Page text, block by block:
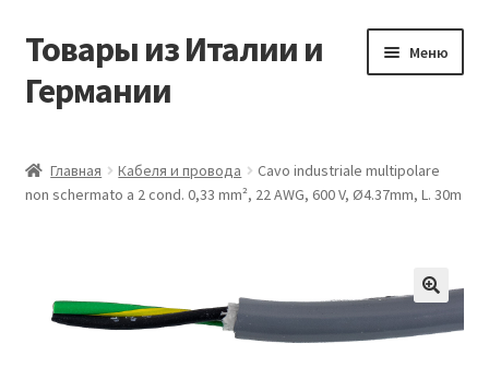
Перейти
навигации
Перейти
содержимому
Товары из Италии и
Германии
Меню
Виды доставки
Контакты
Главная Кабеля и провода
Cavo industriale multipolare
non schermato a 2 cond. 0,33 mm², 22 AWG, 600 V, Ø4.37mm, L. 30m